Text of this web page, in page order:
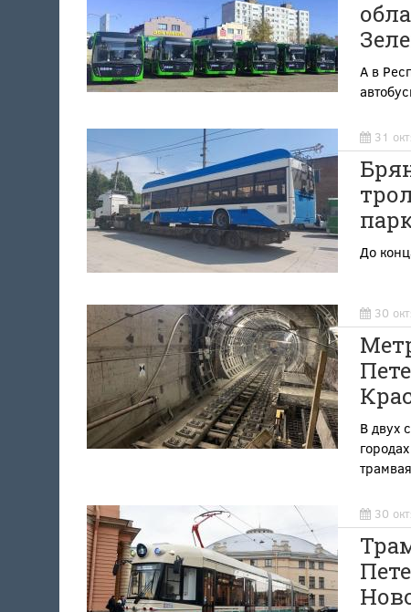
А в
31
До
30
В двух
трамвая
30